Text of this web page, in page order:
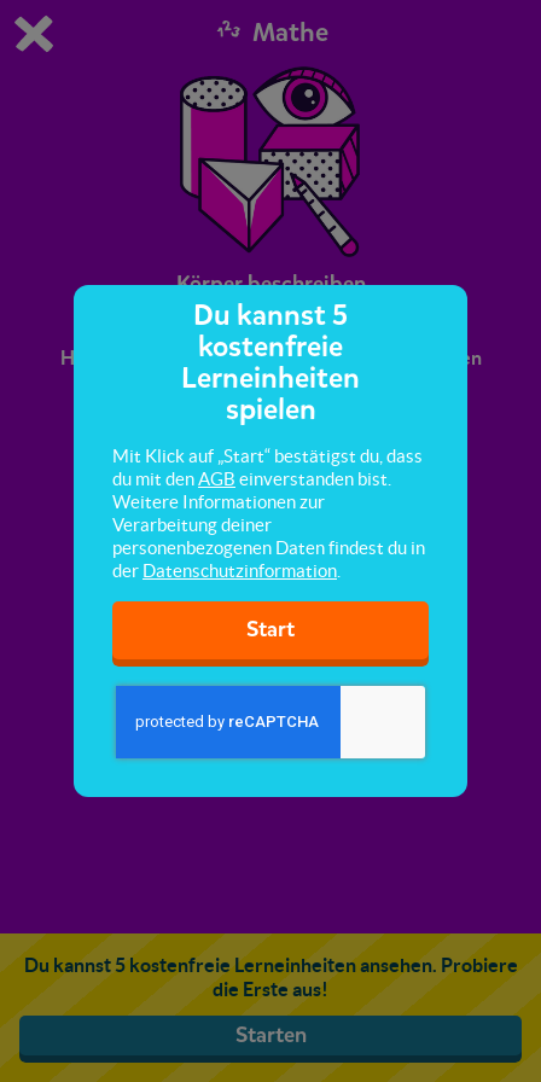
Du spielst die kostenfreie Testversion von scoyo.
Jetzt bestellen
0 1
Mathe
Körper beschreiben
Hier lernst du verschiedene Körper zu benennen
und zu beschreiben.
Du kannst 5 kostenfreie Lerneinheiten ansehen. Probiere
die Erste aus!
Starten
Du kannst 5
kostenfreie
Lerneinheiten
spielen
Mit Klick auf „Start“ bestätigst du, dass
du mit denAGB einverstanden bist.
Weitere Informationen zur
Verarbeitung deiner
personenbezogenen Daten findest du in
der Datenschutzinformation
Start